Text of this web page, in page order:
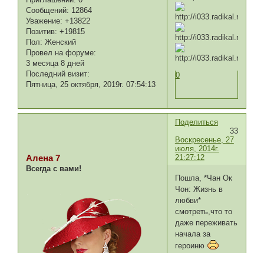
Сообщений: 12864
Уважение: +13822
Позитив: +19815
Пол: Женский
Провел на форуме:
3 месяца 8 дней
Последний визит:
Пятница, 25 октября, 2019г. 07:54:13
0
Поделиться
33
Воскресенье, 27
июля, 2014г.
21:27:12
Алена 7
Всегда с вами!
Пошла, *Чан Ок
Чон: Жизнь в
любви*
смотреть,что то
даже переживать
начала за
героиню